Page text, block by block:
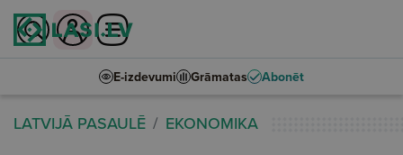
E-izdevumi Grāmatas Abonēt
LATVIJĀ PASAULĒ EKONOMIKA